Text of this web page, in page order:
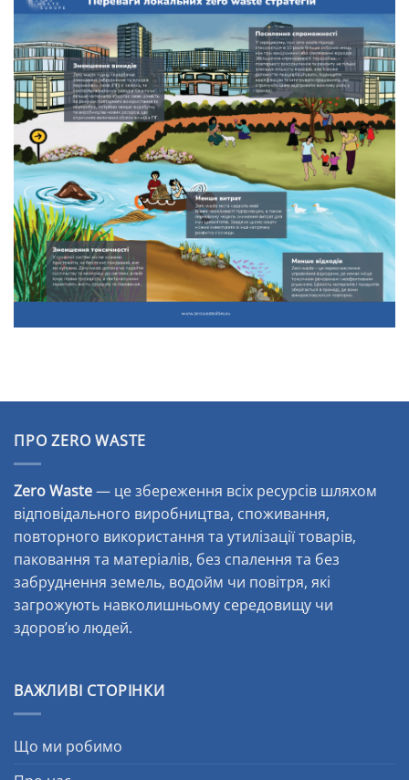
ПРО ZERO WASTE
Zero Waste— це збереження всіх ресурсів шляхом
відповідального виробництва, споживання,
повторного використання та утилізації товарів,
паковання та матеріалів, без спалення та без
забруднення земель, водойм чи повітря, які
загрожують навколишньому середовищу чи
здоров’ю людей.
ВАЖЛИВІ СТОРІНКИ
Що ми робимо